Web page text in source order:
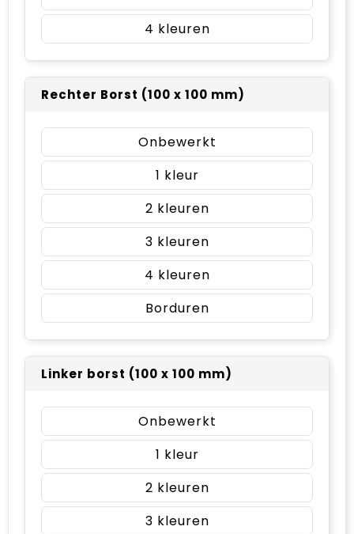
4
Rechter Borst (100 x 100 mm)
Onbewerkt
1
2
3
4
Borduren
Linker borst (100 x 100 mm)
Onbewerkt
1
2
3